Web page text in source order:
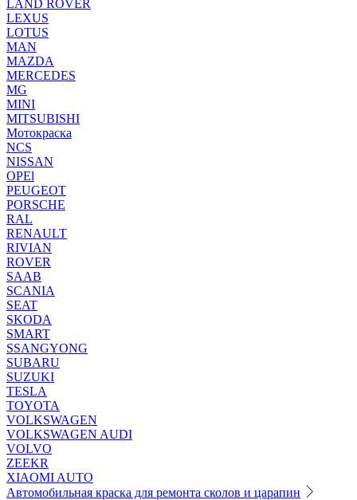
LAND ROVER
LEXUS
LOTUS
MAN
MAZDA
MERCEDES
MG
MINI
MITSUBISHI
Мотокраска
NCS
NISSAN
OPEl
PEUGEOT
PORSCHE
RAL
RENAULT
RIVIAN
ROVER
SAAB
SCANIA
SEAT
SKODA
SMART
SSANGYONG
SUBARU
SUZUKI
TESLA
TOYOTA
VOLKSWAGEN
VOLKSWAGEN AUDI
VOLVO
ZEEKR
XIAOMI AUTO
Автомобильная краска для ремонта сколов и царапин